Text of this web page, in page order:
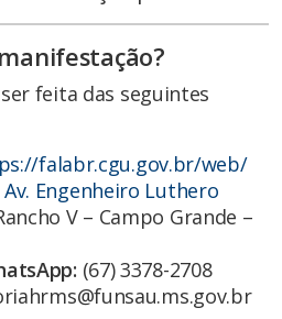
feita das seguintes
falabr.cgu.gov.br/web/
Av. Engenheiro Luthero
V – Campo Grande –
(67) 3378-2708